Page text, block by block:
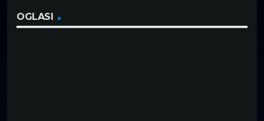
OGLASI